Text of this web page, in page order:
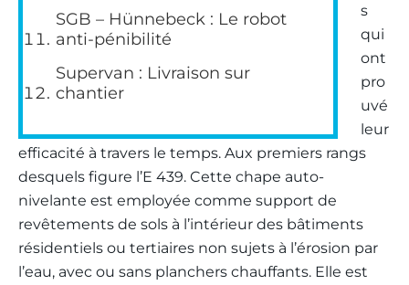
SGB – Hünnebeck : Le robot
anti-pénibilité
Supervan : Livraison sur
chantier
s
qui
ont
pro
uvé
leur
efficacité à travers le temps. Aux premiers rangs
desquels figure l’E 439. Cette chape auto-
nivelante est employée comme support de
revêtements de sols à l’intérieur des bâtiments
résidentiels ou tertiaires non sujets à l’érosion par
l’eau, avec ou sans planchers chauffants. Elle est